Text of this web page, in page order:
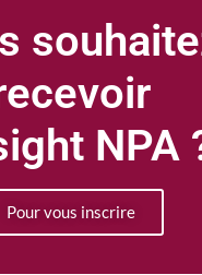
NPA
Pour vous inscrire